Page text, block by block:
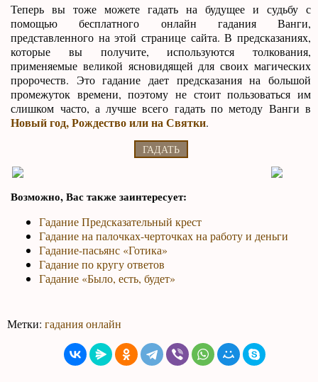
Теперь вы тоже можете гадать на будущее и судьбу с
помощью бесплатного онлайн гадания Ванги,
представленного на этой странице сайта. В предсказаниях,
которые вы получите, используются толкования,
применяемые великой ясновидящей для своих магических
пророчеств. Это гадание дает предсказания на большой
промежуток времени, поэтому не стоит пользоваться им
слишком часто, а лучше всего гадать по методу Ванги в
Новый год, Рождество или на Святки.
Возможно, Вас также заинтересует:
Гадание Предсказательный крест
Гадание на палочках-черточках на работу и деньги
Гадание-пасьянс «Готика»
Гадание по кругу ответов
Гадание «Было, есть, будет»
Метки:гадания онлайн